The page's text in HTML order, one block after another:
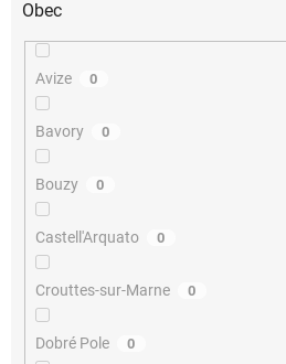
Obec
Avize 0
Bavory 0
Bouzy 0
Castell'Arquato 0
Crouttes-sur-Marne 0
Dobré Pole 0